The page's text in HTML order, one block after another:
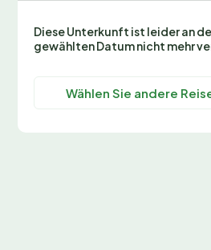
Diese Unterkunft ist leider an
gewählten Datum nicht mehr
Wählen Sie andere